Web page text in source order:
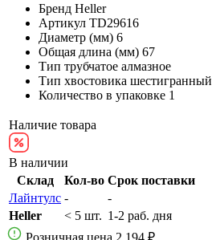
Бренд Heller
Артикул TD29616
Диаметр (мм) 6
Общая длина (мм) 67
Тип трубчатое алмазное
Тип хвостовика шестигранный
Количество в упаковке 1
Наличие товара
В наличии
Склад
Кол-во Срок поставки
Лайнтулс -
-
Heller
< 5 шт. 1-2 раб. дня
Розничная цена 2 194 ₽